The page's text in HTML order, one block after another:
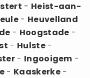
- Heist-aan-
- Heuvelland
- Hoogstade -
- Hulste-
- Ingooigem -
- Kaaskerke-